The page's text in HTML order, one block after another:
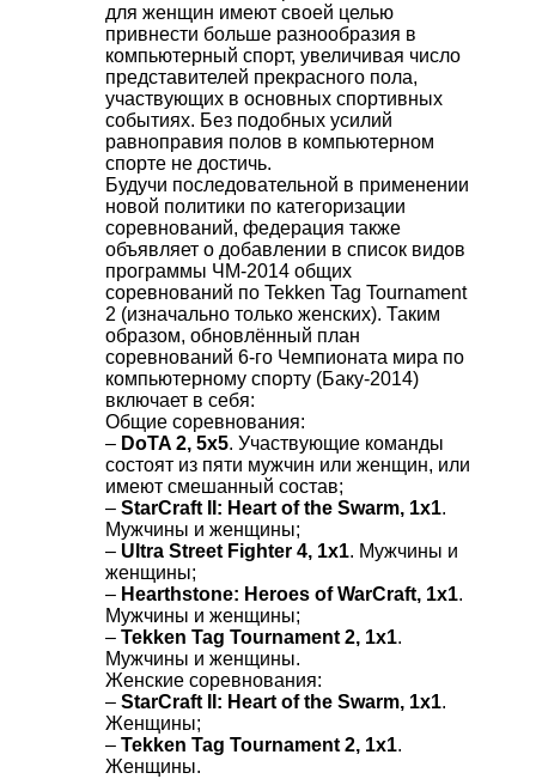
для женщин имеют своей целью
привнести больше разнообразия в
компьютерный спорт, увеличивая число
представителей прекрасного пола,
участвующих в основных спортивных
событиях. Без подобных усилий
равноправия полов в компьютерном
спорте не достичь.
Будучи последовательной в применении
новой политики по категоризации
соревнований, федерация также
объявляет о добавлении в список видов
программы ЧМ-2014 общих
соревнований по Tekken Tag Tournament
2 (изначально только женских). Таким
образом, обновлённый план
соревнований 6-го Чемпионата мира по
компьютерному спорту (Баку-2014)
включает в себя:
Общие соревнования:
– DoTA 2, 5x5. Участвующие команды
состоят из пяти мужчин или женщин, или
имеют смешанный состав;
– StarCraft II: Heart of the Swarm, 1x1.
Мужчины и женщины;
– Ultra Street Fighter 4, 1x1. Мужчины и
женщины;
– Hearthstone: Heroes of WarCraft, 1x1.
Мужчины и женщины;
– Tekken Tag Tournament 2, 1x1.
Мужчины и женщины.
Женские соревнования:
– StarCraft II: Heart of the Swarm, 1x1.
Женщины;
– Tekken Tag Tournament 2, 1x1.
Женщины.